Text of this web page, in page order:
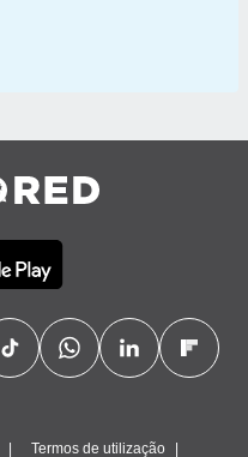
Termos de utilização